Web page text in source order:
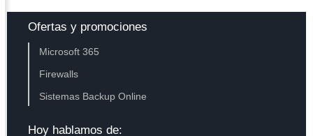
Ofertas y promociones
Microsoft 365
Firewalls
Sistemas Backup Online
Hoy hablamos de: